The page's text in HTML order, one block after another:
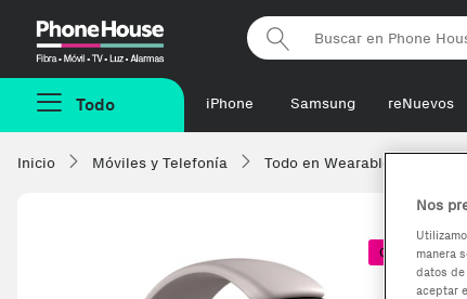
Phonehouse
Todo iPhone Samsung reNuevos
Inicio Móviles y Telefonía Todo en Wearables
Coste + 1€
Nos
manera
datos
aceptar